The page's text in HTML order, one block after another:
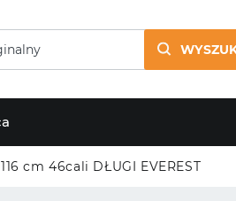
cm 46cali DŁUGI EVEREST